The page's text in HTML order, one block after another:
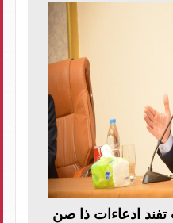
تفند ادعاءات ذا صن